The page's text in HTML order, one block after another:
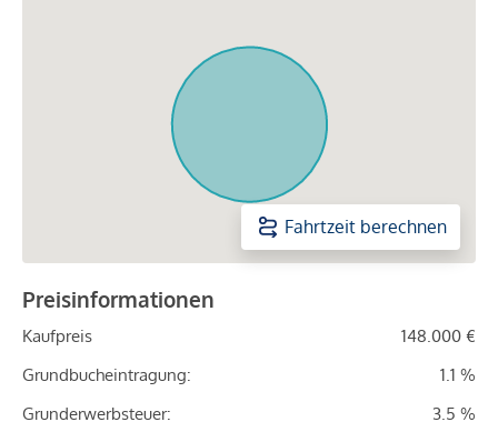
Fahrtzeit berechnen
Preisinformationen
Kaufpreis
148.000 €
Grundbucheintragung:
1.1 %
Grunderwerbsteuer:
3.5 %